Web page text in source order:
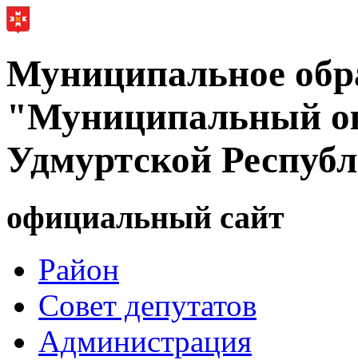
Муниципальное
"Муниципальный
Удмуртской
официальный сайт
Район
Совет депутатов
Администрация